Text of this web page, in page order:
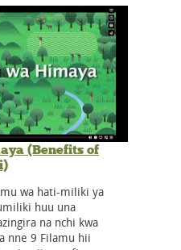
(Benefits of
wa hati-miliki ya
huu una
na nchi kwa
nne 9 Filamu hii